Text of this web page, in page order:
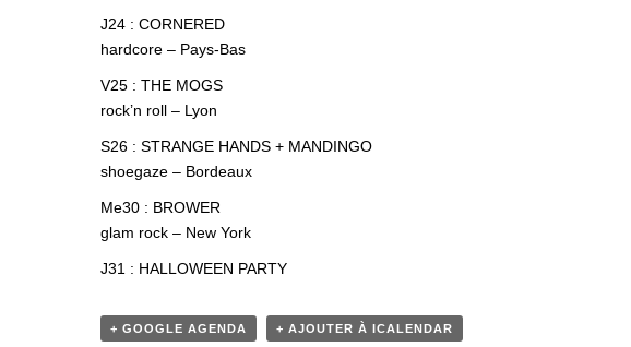
J24 : CORNERED
hardcore – Pays-Bas
V25 : THE MOGS
rock’n roll – Lyon
S26 : STRANGE HANDS + MANDINGO
shoegaze – Bordeaux
Me30 : BROWER
glam rock – New York
J31 : HALLOWEEN PARTY
+ GOOGLE AGENDA + AJOUTER À ICALENDAR